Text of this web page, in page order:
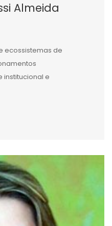
Almeida
ecossistemas de
institucional e